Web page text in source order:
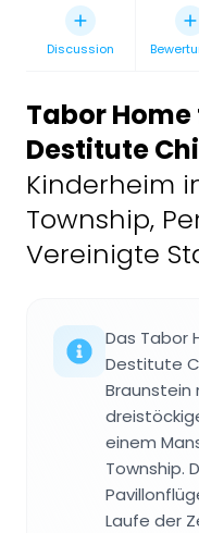
Discussion
Tabor
Destitute
Kinderheim
Township,
Vereinigte
Das Tabor
Destitute
einem
Township.
Laufe der